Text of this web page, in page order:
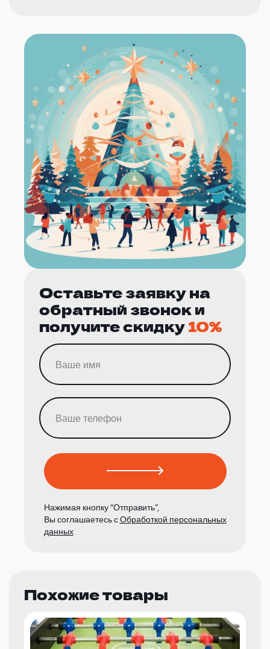
Оставьте заявку на
обратный звонок и
получите скидку10%
Нажимая кнопку “Отправить”,
Вы соглашаетесь сОбработкой персональных
данных
Похожие товары